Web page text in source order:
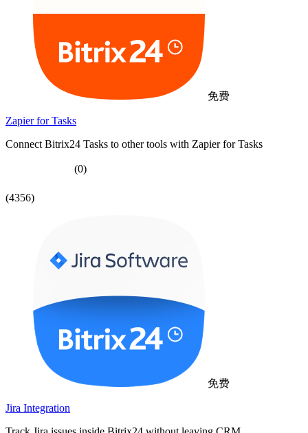
免费
Zapier for Tasks
Connect Bitrix24 Tasks to other tools with Zapier for Tasks
(0)
(4356)
免费
Jira Integration